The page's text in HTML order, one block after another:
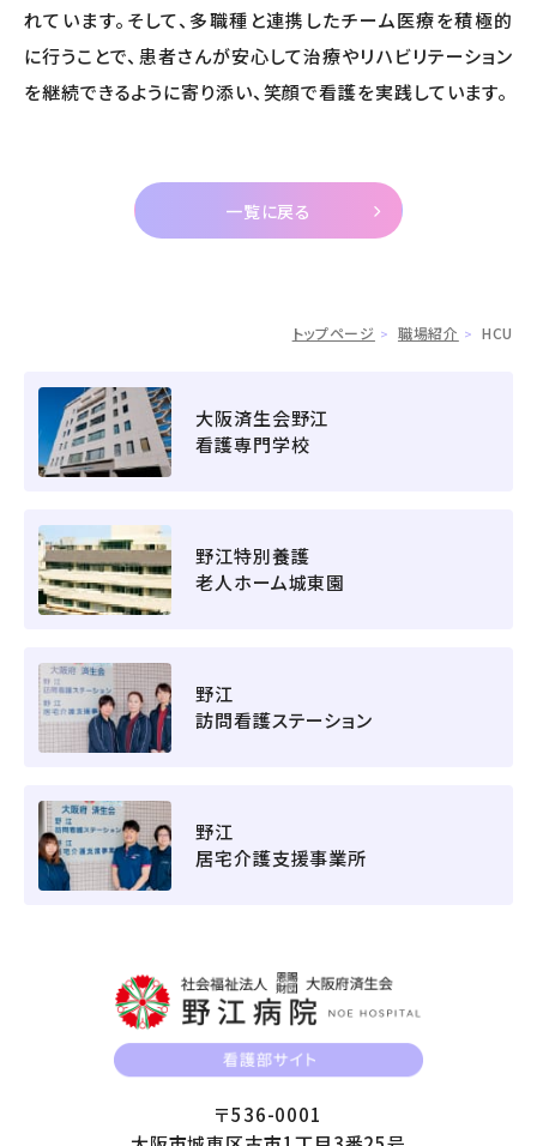
れています。そして、多職種と連携したチーム医療を積極的
に行うことで、患者さんが安心して治療やリハビリテーション
を継続できるように寄り添い、笑顔で看護を実践しています。
一覧に戻る
トップページ 職場紹介 HCU
大阪済生会野江
看護専門学校
野江特別養護
老人ホーム城東園
野江
訪問看護ステーション
野江
居宅介護支援事業所
〒536-0001